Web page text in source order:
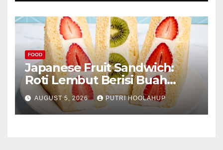
FOOD
Japanese Fruit Sandwich:
Roti Lembut Berisi Buah
Segar yang Memikat Selera
AUGUST 5, 2026 PUTRI HOOLAHUP